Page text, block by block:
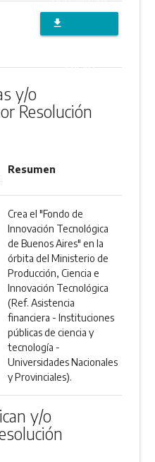
file_download
ANEXO
y/o
Resolución
Resumen
Crea el "Fondo de
Innovación Tecnológica
de Buenos Aires" en la
órbita del Ministerio de
Producción, Ciencia e
Innovación Tecnológica
(Ref. Asistencia
financiera - Instituciones
públicas de ciencia y
tecnología -
Universidades Nacionales
y Provinciales).
y/o